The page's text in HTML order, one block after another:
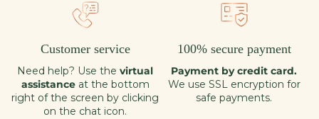
Customer service
Need help? Use the virtual
assistance at the bottom
right of the screen by clicking
on the chat icon.
100% secure payment
Payment by credit card.
We use SSL encryption for
safe payments.